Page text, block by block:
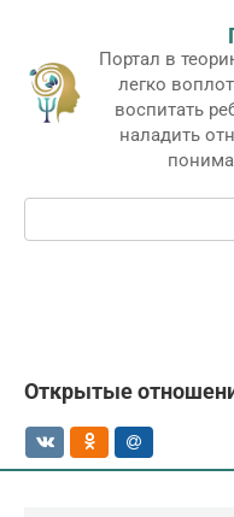
контенту
Портал в
легко
воспитать
наладить
Поиск:
Открытые